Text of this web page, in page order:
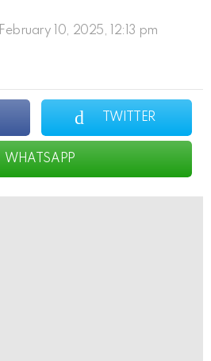
February 10, 2025, 12:13 pm
TWITTER
WHATSAPP